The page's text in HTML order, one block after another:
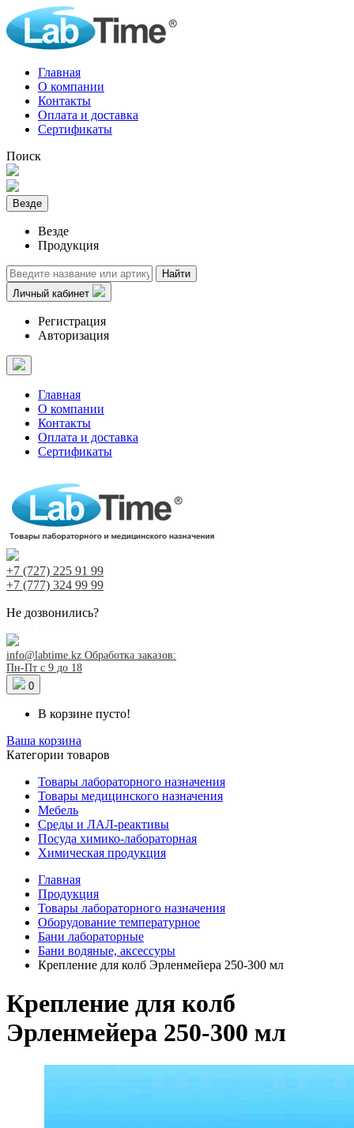
Главная
О компании
Контакты
Оплата и доставка
Сертификаты
Поиск
Везде
Везде
Продукция
Найти
Личный кабинет
Регистрация
Авторизация
Главная
О компании
Контакты
Оплата и доставка
Сертификаты
+7 (727) 225 91 99
+7 (777) 324 99 99
Не дозвонились?
info@labtime.kz Обработка заказов:
Пн-Пт с 9 до 18
0
В корзине пусто!
Ваша корзина
Категории товаров
Товары лабораторного назначения
Товары медицинского назначения
Мебель
Среды и ЛАЛ-реактивы
Посуда химико-лабораторная
Химическая продукция
Главная
Продукция
Товары лабораторного назначения
Оборудование температурное
Бани лабораторные
Бани водяные, аксессуры
Крепление для колб Эрленмейера 250-300 мл
Крепление для колб
Эрленмейера 250-300 мл